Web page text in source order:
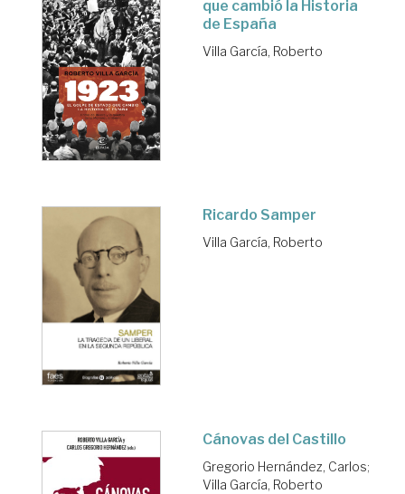
que cambió la Historia
de España
Villa García, Roberto
Ricardo Samper
Villa García, Roberto
Cánovas del Castillo
Gregorio Hernández, Carlos;
Villa García, Roberto